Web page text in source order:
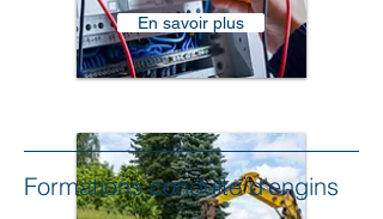
En savoir plus
Formations conduite d'engins